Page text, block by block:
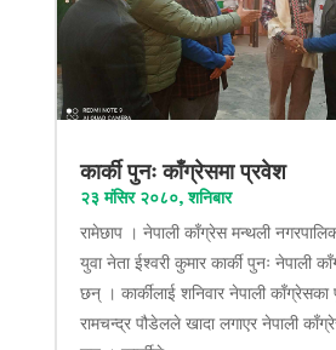
कार्की पुनः काँग्रेसमा प्रवेश
२३ मंसिर २०८०, शनिबार
रामेछाप । नेपाली काँग्रेस मन्थली
युवा नेता ईश्वरी कुमार कार्की पुनः नेपाली
छन् । कार्कीलाई शनिवार नेपाली काँग्रेसका
रामचन्द्र पौडेलले खादा लगाएर नेपाली